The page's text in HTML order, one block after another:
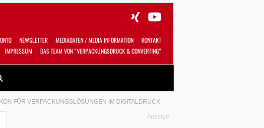
NEWSLETTER MEDIADATEN / MEDIA INFORMATION
KONTAKT
IMPRESSUM
DAS TEAM VON “VERPACKUNGSDRUCK & CONVERTING”
FÜR VERPACKUNGSLÖSUNGEN IM DIGITALDRUCK
Anzeige